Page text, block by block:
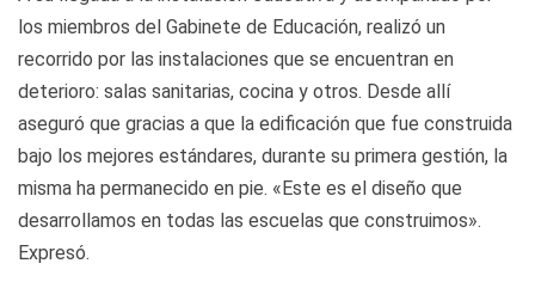
los miembros del Gabinete de Educación, realizó un
recorrido por las instalaciones que se encuentran en
deterioro: salas sanitarias, cocina y otros. Desde allí
aseguró que gracias a que la edificación que fue construida
bajo los mejores estándares, durante su primera gestión, la
misma ha permanecido en pie. «Este es el diseño que
desarrollamos en todas las escuelas que construimos».
Expresó.